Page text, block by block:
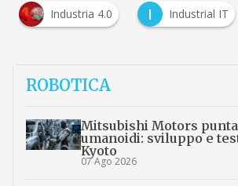
Industria 4.0 I Industrial IT
ROBOTICA
Mitsubishi Motors
umanoidi: sviluppo e
Kyoto
07 Ago 2026